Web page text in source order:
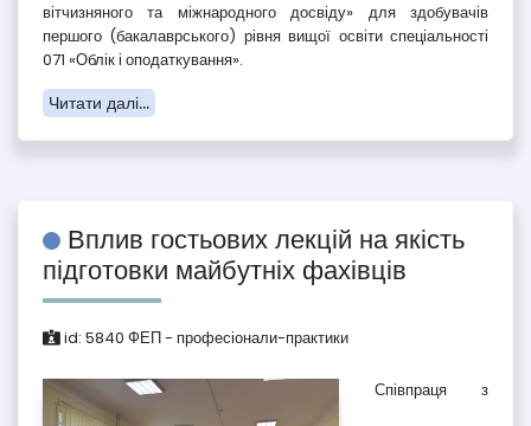
вітчизняного та міжнародного досвіду» для здобувачів
першого (бакалаврського) рівня вищої освіти спеціальності
071 «Облік і оподаткування».
Читати далі...
Вплив гостьових лекцій на якість
підготовки майбутніх фахівців
id: 5840 ФЕП - професіонали-практики
Співпраця з